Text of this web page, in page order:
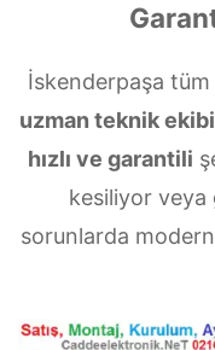
İskenderpaşa tüm
uzman teknik
hızlı ve garantili
kesiliyor
sorunlarda